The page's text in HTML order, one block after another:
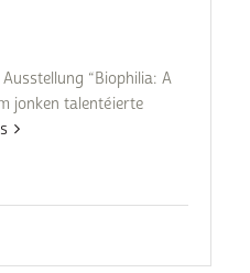
“Biophilia: A
jonken talentéierte